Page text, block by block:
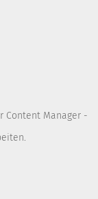
Content Manager -